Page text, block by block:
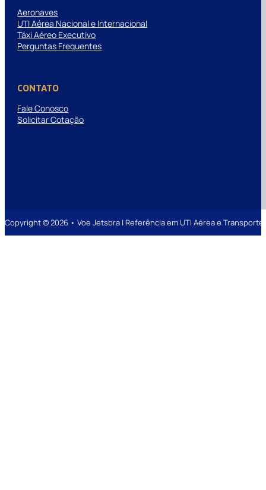
Aeronaves
UTI Aérea Nacional e Internacional
Táxi Aéreo Executivo
Perguntas Frequentes
CONTATO
Fale Conosco
Solicitar Cotação
Copyright © 2026 • Voe Jetsbra | Referência em UTI Aérea e